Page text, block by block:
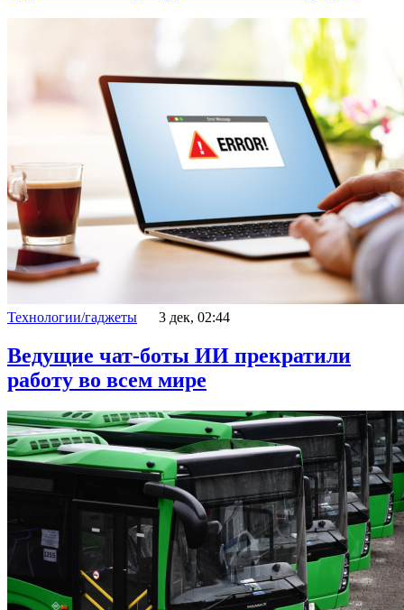
Технологии/гаджеты 3 дек, 02:44
Ведущие чат-боты ИИ прекратили
работу во всем мире